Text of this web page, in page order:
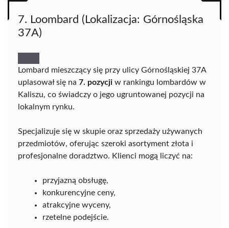
7. Loombard (Lokalizacja: Górnośląska
37A)
Lombard mieszczący się przy ulicy Górnośląskiej 37A
uplasował się na 7. pozycji w rankingu lombardów w
Kaliszu, co świadczy o jego ugruntowanej pozycji na
lokalnym rynku.
Specjalizuje się w skupie oraz sprzedaży używanych
przedmiotów, oferując szeroki asortyment złota i
profesjonalne doradztwo. Klienci mogą liczyć na:
przyjazną obsługę,
konkurencyjne ceny,
atrakcyjne wyceny,
rzetelne podejście.